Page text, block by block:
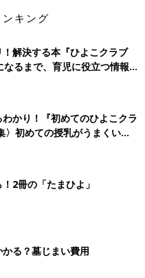
キング
解決する本『ひよこクラブ
るまで、育児に役立つ情報が
かり！『初めてのひよこクラ
〉初めての授乳がうまくい
基本と夏のトラブル 解決テ
2冊の「たまひよ」
る？墓じまい費用